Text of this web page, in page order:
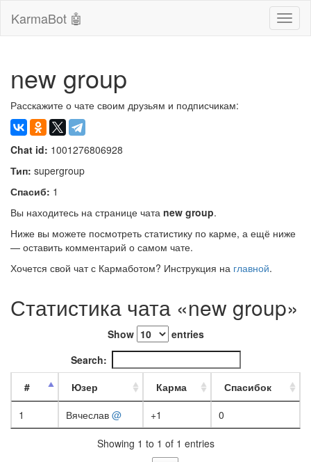
KarmaBot 🤖
new group
Расскажите о чате своим друзьям и подписчикам:
Chat id: 1001276806928
Тип: supergroup
Спасиб: 1
Вы находитесь на странице чата new group.
Ниже вы можете посмотреть статистику по карме, а ещё ниже
— оставить комментарий о самом чате.
Хочется свой чат с Кармаботом? Инструкция на главной.
Статистика чата «new group»
Show
entries
Search:
#
Юзер Карма
Спасибок
1
Вячеслав @ +1 0
Showing 1 to 1 of 1 entries